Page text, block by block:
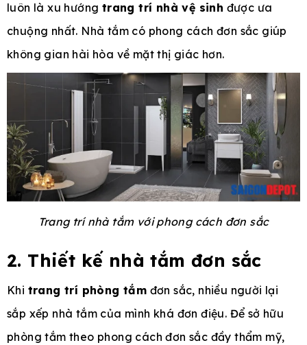
luôn là xu hướng trang trí nhà vệ sinh được ưa
chuộng nhất. Nhà tắm có phong cách đơn sắc giúp
không gian hài hòa về mặt thị giác hơn.
Trang trí nhà tắm với phong cách đơn sắc
2. Thiết kế nhà tắm đơn sắc
Khi trang trí phòng tắm đơn sắc, nhiều người lại
sắp xếp nhà tắm của mình khá đơn điệu. Để sở hữu
phòng tắm theo phong cách đơn sắc đầy thẩm mỹ,